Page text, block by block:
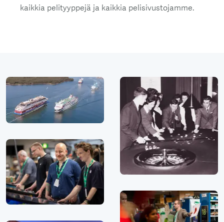
kaikkia pelityyppejä ja kaikkia pelisivustojamme.